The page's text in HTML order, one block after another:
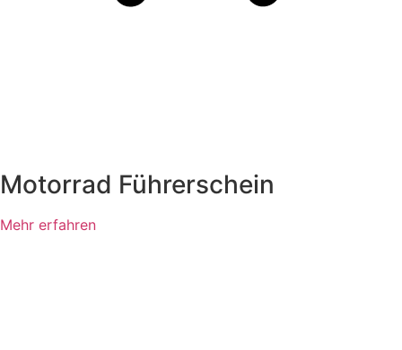
Motorrad Führerschein
Mehr erfahren